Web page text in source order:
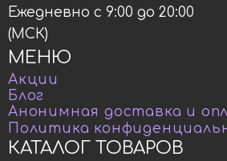
КАТАЛОГ ТОВАРОВ
МЕНЮ
Акции
Блог
Анонимная доставка и
Политика
Ежедневно с 9:00 до 20:00
(МСК)